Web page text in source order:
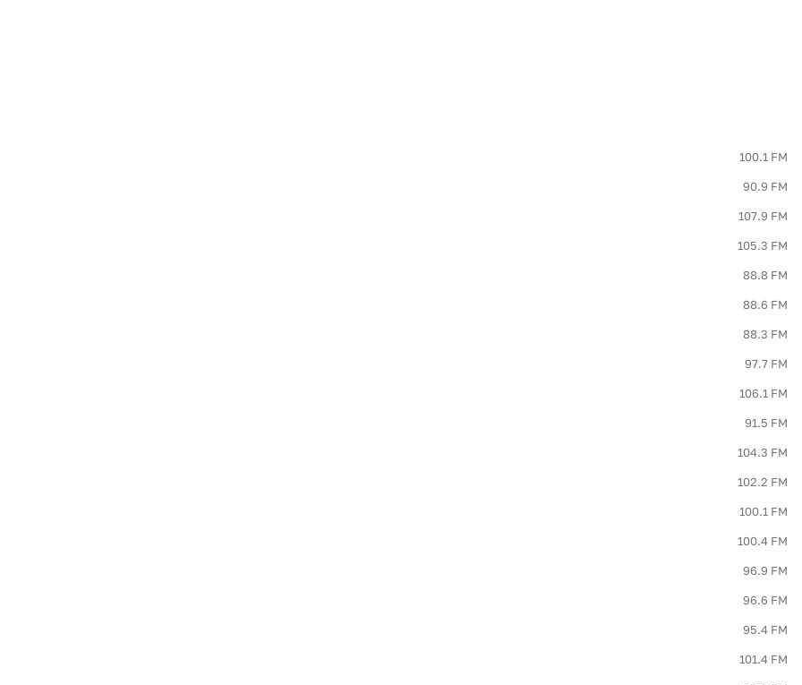
100.1 FM
90.9 FM
107.9 FM
105.3 FM
88.8 FM
88.6 FM
88.3 FM
97.7 FM
106.1 FM
91.5 FM
104.3 FM
102.2 FM
100.1 FM
100.4 FM
96.9 FM
96.6 FM
95.4 FM
101.4 FM